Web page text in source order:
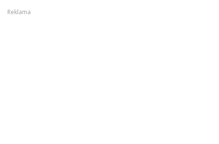
Reklama